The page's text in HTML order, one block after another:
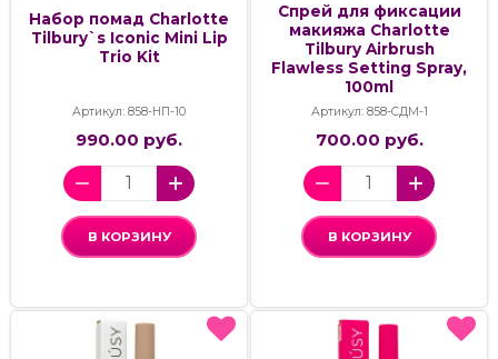
Набор помад Charlotte
Tilbury`s Iconic Mini Lip
Trio Kit
Артикул: 858-НП-10
990.00 руб.
В КОРЗИНУ
Спрей для фиксации
макияжа Charlotte
Tilbury Airbrush
Flawless Setting Spray,
100ml
Артикул: 858-СДМ-1
700.00 руб.
В КОРЗИНУ